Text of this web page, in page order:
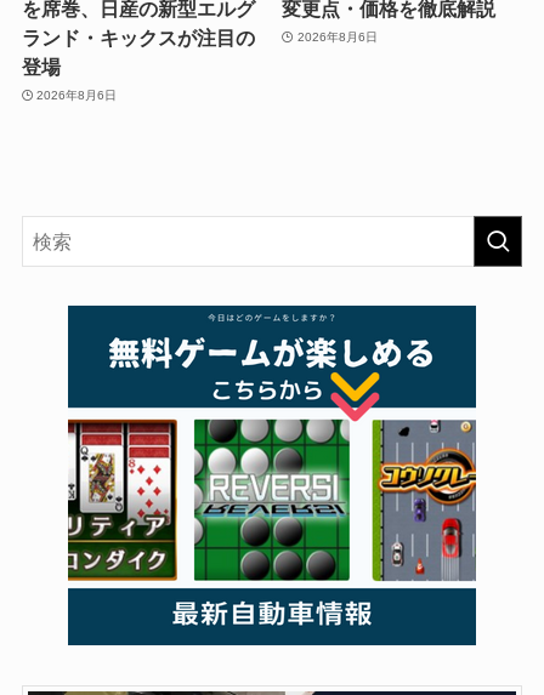
を席巻、日産の新型エルグ
ランド・キックスが注目の
登場
2026年8月6日
変更点・価格を徹底解説
2026年8月6日